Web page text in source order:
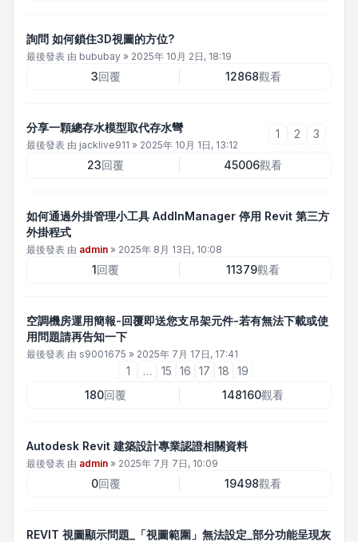
詢問 如何鎖住3D視圖的方位?
最後發表 由 bububay » 2025年 10月 2日, 18:19
3回覆 12868觀看
分享一顆總存水模型取代存水彎
最後發表 由 jacklive911 » 2025年 10月 1日, 13:12
1 2 3
23回覆 45006觀看
如何通過外掛管理小工具 AddInManager 停用 Revit 第三方
外掛程式
最後發表 由 admin » 2025年 8月 13日, 10:08
1回覆 11379觀看
空調機房運用簡報-回覆即送您支吊架元件-若有無法下載或使
用問題請再告知一下
最後發表 由 s9001675 » 2025年 7月 17日, 17:41
1 … 15 16 17 18
19
180回覆 148160觀看
Autodesk Revit 建築設計專業認證相關資料
最後發表 由 admin » 2025年 7月 7日, 10:09
0回覆 19498觀看
REVIT 視圖顯示問題_「視圖範圍」無法設定_部分功能呈現灰